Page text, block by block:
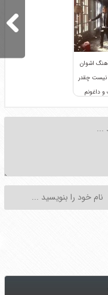
اشوان
چقدر
داغونم